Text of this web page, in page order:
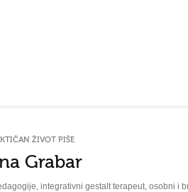
ŽIVOT PIŠE
Grabar
integrativni gestalt terapeut, osobni i